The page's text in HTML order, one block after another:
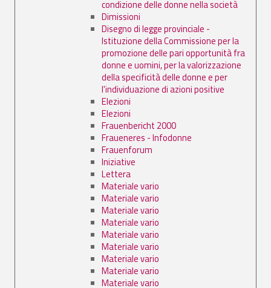
condizione delle donne nella società
Dimissioni
Disegno di legge provinciale -
Istituzione della Commissione per la
promozione delle pari opportunità fra
donne e uomini, per la valorizzazione
della specificità delle donne e per
l'individuazione di azioni positive
Elezioni
Elezioni
Frauenbericht 2000
Fraueneres - Infodonne
Frauenforum
Iniziative
Lettera
Materiale vario
Materiale vario
Materiale vario
Materiale vario
Materiale vario
Materiale vario
Materiale vario
Materiale vario
Materiale vario